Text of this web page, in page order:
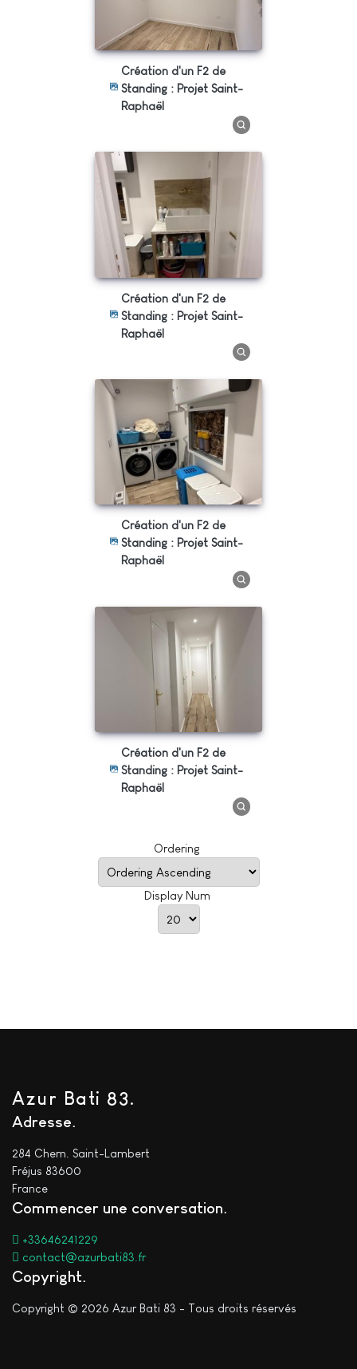
Création d'un F2 de
Standing : Projet Saint-
Raphaël
Création d'un F2 de
Standing : Projet Saint-
Raphaël
Création d'un F2 de
Standing : Projet Saint-
Raphaël
Création d'un F2 de
Standing : Projet Saint-
Raphaël
Ordering
Display Num
Azur Bati 83.
Adresse
284 Chem. Saint-Lambert
Fréjus 83600
France
Commencer une conversation
+33646241229
contact@azurbati83.fr
Copyright
Copyright © 2026 Azur Bati 83 - Tous droits réservés